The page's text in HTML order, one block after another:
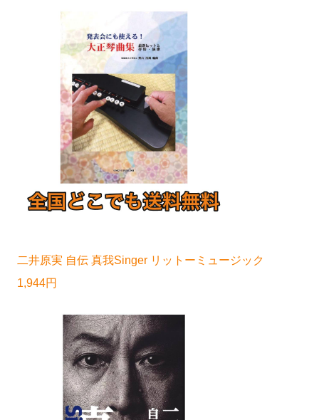
二井原実 自伝 真我Singer リットーミュージック
1,944円